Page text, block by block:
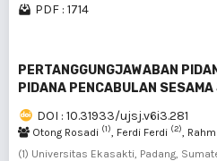
PDF : 1714
PERTANGGUNGJAWABAN
PIDANA PENCABULAN
DOI : 10.31933/ujsj.v6i3.281
Otong Rosadi (1) , Ferdi Ferdi (2) ,
(1) Universitas Ekasakti, Padang,